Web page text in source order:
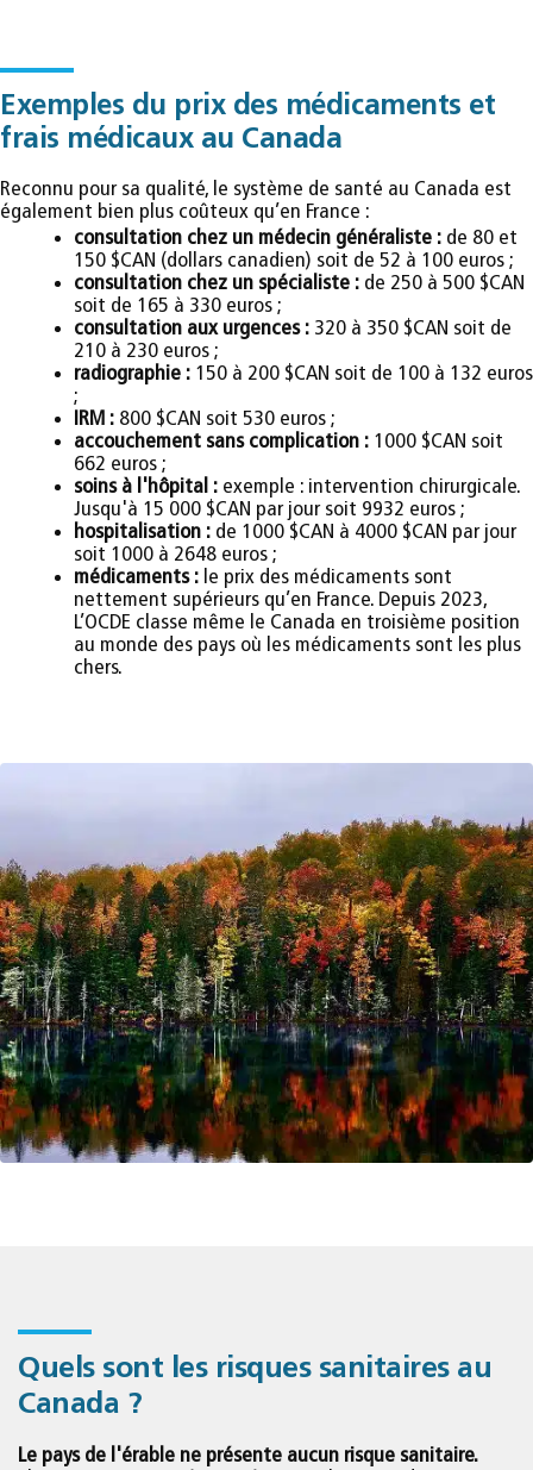
Exemples du prix des médicaments et
frais médicaux au Canada
Reconnu pour sa qualité, le système de santé au Canada est
également bien plus coûteux qu’en France :
consultation chez un médecin généraliste : de 80 et
150 $CAN (dollars canadien) soit de 52 à 100 euros ;
consultation chez un spécialiste : de 250 à 500 $CAN
soit de 165 à 330 euros ;
consultation aux urgences : 320 à 350 $CAN soit de
210 à 230 euros ;
radiographie : 150 à 200 $CAN soit de 100 à 132 euros
;
IRM : 800 $CAN soit 530 euros ;
accouchement sans complication : 1000 $CAN soit
662 euros ;
soins à l'hôpital : exemple : intervention chirurgicale.
Jusqu'à 15 000 $CAN par jour soit 9932 euros ;
hospitalisation : de 1000 $CAN à 4000 $CAN par jour
soit 1000 à 2648 euros ;
médicaments : le prix des médicaments sont
nettement supérieurs qu’en France. Depuis 2023,
L’OCDE classe même le Canada en troisième position
au monde des pays où les médicaments sont les plus
chers.
Quels sont les risques sanitaires au
Canada ?
Le pays de l'érable ne présente aucun risque sanitaire.